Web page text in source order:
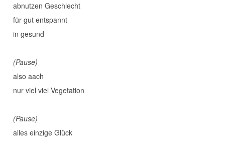
abnutzen Geschlecht
für gut entspannt
in gesund
(Pause)
also aach
nur viel viel Vegetation
(Pause)
alles einzige Glück